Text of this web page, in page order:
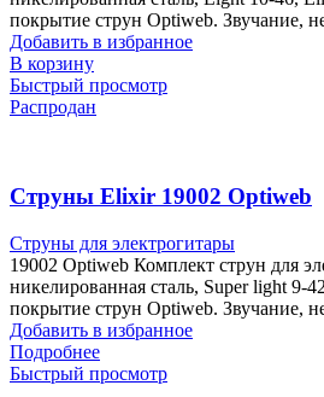
покрытие струн Optiweb. Звучание,
Добавить в избранное
В корзину
Быстрый просмотр
Распродан
Струны Elixir 19002 Optiweb
Струны для электрогитары
19002 Optiweb Комплект струн для
никелированная сталь, Super light 9-
покрытие струн Optiweb. Звучание,
Добавить в избранное
Подробнее
Быстрый просмотр